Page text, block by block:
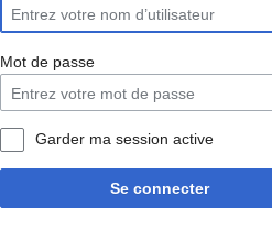
Mot de passe
Garder ma session active
Se connecter